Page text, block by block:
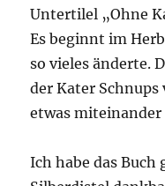
Untertilel „Ohne
Es beginnt im
so vieles änderte.
der Kater Schnups
etwas
Ich habe das Buch